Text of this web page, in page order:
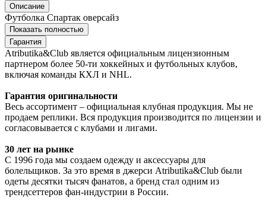
Описание
Футболка Спартак оверсайз
Показать полностью
Гарантия
Atributika&Club является официальным лицензионным
партнером более 50-ти хоккейных и футбольных клубов,
включая команды КХЛ и NHL.
Гарантия оригинальности
Весь ассортимент – официальная клубная продукция. Мы не
продаем реплики. Вся продукция производится по лицензии и
согласовывается с клубами и лигами.
30 лет на рынке
С 1996 года мы создаем одежду и аксессуары для
болельщиков. За это время в джерси Atributika&Club были
одеты десятки тысяч фанатов, а бренд стал одним из
трендсеттеров фан-индустрии в России.